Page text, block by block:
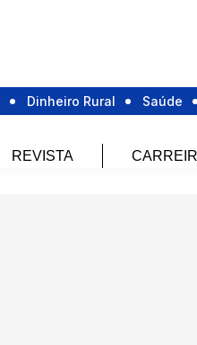
Dinheiro Rural Saúde
REVISTA